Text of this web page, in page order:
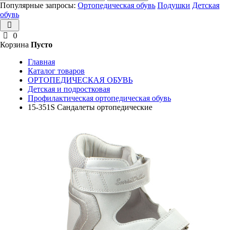
Популярные запросы: Ортопедическая обувь Подушки Детская
обувь
0
Корзина Пусто
Главная
Каталог товаров
ОРТОПЕДИЧЕСКАЯ ОБУВЬ
Детская и подростковая
Профилактическая ортопедическая обувь
15-351S Сандалеты ортопедические